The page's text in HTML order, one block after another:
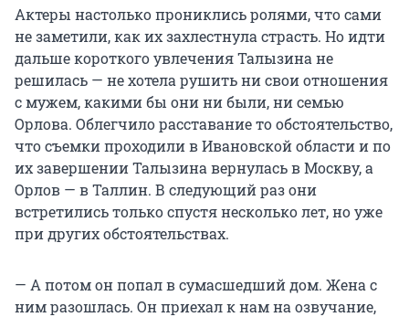
Актеры настолько прониклись ролями, что сами
не заметили, как их захлестнула страсть. Но идти
дальше короткого увлечения Талызина не
решилась — не хотела рушить ни свои отношения
с мужем, какими бы они ни были, ни семью
Орлова. Облегчило расставание то обстоятельство,
что съемки проходили в Ивановской области и по
их завершении Талызина вернулась в Москву, а
Орлов — в Таллин. В следующий раз они
встретились только спустя несколько лет, но уже
при других обстоятельствах.
— А потом он попал в сумасшедший дом. Жена с
ним разошлась. Он приехал к нам на озвучание,